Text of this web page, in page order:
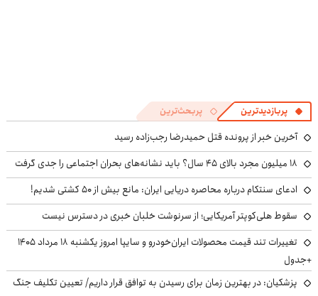
پربازدیدترین پربحث‌ترین
آخرین خبر از پرونده قتل حمیدرضا رجب‌زاده رسید
۱۸ میلیون مجرد بالای ۴۵ سال؟ باید نشانه‌های بحران اجتماعی را جدی گرفت
ادعای سنتکام درباره محاصره دریایی ایران: مانع بیش از ۵۰ کشتی شدیم!
سقوط هلی‌کوپتر آمریکایی؛ از سرنوشت خلبان خبری در دسترس نیست
تغییرات تند قیمت محصولات ایران‌خودرو و سایپا امروز یکشنبه ۱۸ مرداد ۱۴۰۵
+جدول
پزشکیان‌: در بهترین زمان برای رسیدن به توافق قرار داریم/ تعیین تکلیف جنگ